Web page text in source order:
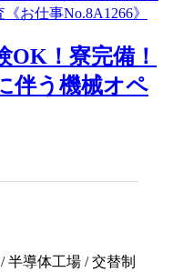
OK！寮完備！
伴う機械オペ
半導体工場 / 交替制